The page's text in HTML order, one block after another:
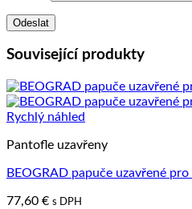
Související produkty
Rychlý náhled
Pantofle uzavřeny
BEOGRAD papuče uzavřené
77,60 € s DPH